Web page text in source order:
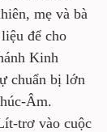
mẹ và bà
để cho
Kinh
chuẩn bị lớn
Âm.
trơ vào cuộc